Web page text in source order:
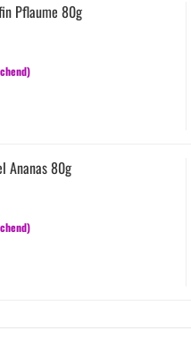
Pflau­me 80g
Ana­nas 80g